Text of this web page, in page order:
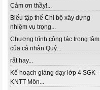
Cảm ơn thầy!...
Biểu tập thể Chi bộ xây dựng
nhiệm vụ trọng...
Chương trình công tác trọng tâm
của cá nhân Quý...
rất hay...
Kế hoạch giảng dạy lớp 4 SGK -
KNTT Môn...